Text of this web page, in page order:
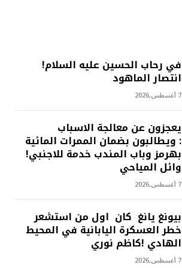
في رحاب الحسين عليه السلام!
انتصار الماهود
7 أغسطس,2026
يعجزون عن معالجة الاسباب
: ويطالبون بضمان الممرات المائية
بهرمز وباب المندب خدمة للاجنبي!
وائل المياحي
7 أغسطس,2026
بيونغ يانغ كان اول من استشعر
خطر العسكرة اليابانية في المحيط
الهادي !كاظم نوري
7 أغسطس,2026